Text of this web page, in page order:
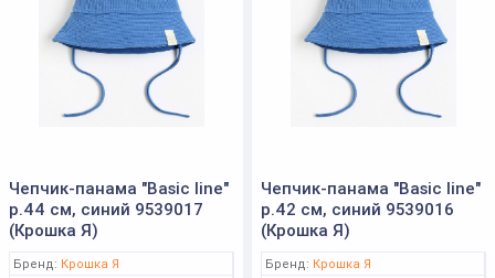
Чепчик-панама "Basic line"
р.44 см, синий 9539017
(Крошка Я)
Бренд: Крошка Я
Чепчик-панама "Basic line"
р.42 см, синий 9539016
(Крошка Я)
Бренд: Крошка Я